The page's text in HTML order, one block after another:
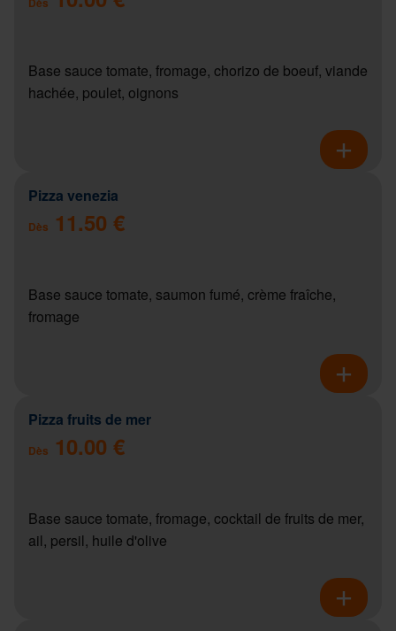
Base sauce tomate, fromage, chorizo de boeuf, viande
hachée, poulet, oignons
Pizza venezia
Dès 11.50 €
Base sauce tomate, saumon fumé, crème fraîche,
fromage
Pizza fruits de mer
Dès 10.00 €
Base sauce tomate, fromage, cocktail de fruits de mer,
ail, persil, huile d'olive